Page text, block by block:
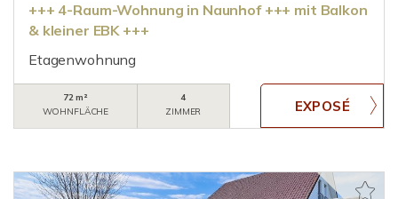
+++ 4-Raum-Wohnung in Naunhof +++ mit Balkon
& kleiner EBK +++
Etagenwohnung
72 m²
WOHNFLÄCHE
4
ZIMMER